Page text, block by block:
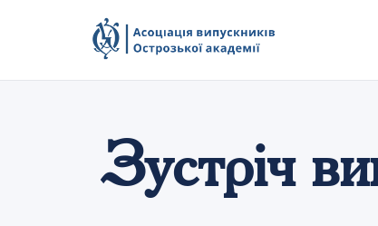
Зустріч